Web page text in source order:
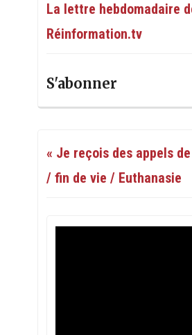
La lettre hebdomadaire
Réinformation.tv
S'abonner
« Je reçois des appels
/ fin de vie / Euthanasie